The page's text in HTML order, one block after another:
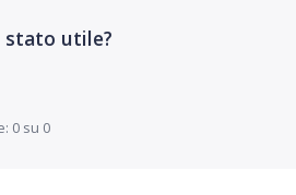
utile?
0 su 0